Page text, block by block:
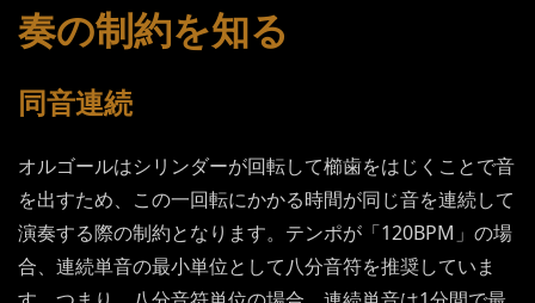
奏の制約を知る
同音連続
オルゴールはシリンダーが回転して櫛歯をはじくことで音
を出すため、この一回転にかかる時間が同じ音を連続して
演奏する際の制約となります。テンポが「120BPM」の場
合、連続単音の最小単位として八分音符を推奨していま